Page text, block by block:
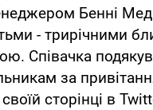
Бенні
- трирічними
Співачка
за
сторінці в